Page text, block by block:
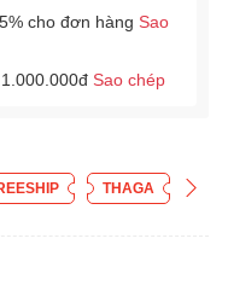
cho đơn hàng Sao
Sao chép
THAGA